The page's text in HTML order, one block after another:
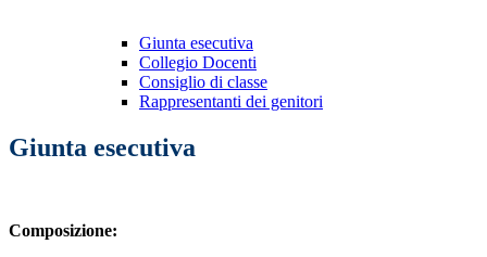
Giunta esecutiva
Collegio Docenti
Consiglio di classe
Rappresentanti dei genitori
Giunta esecutiva
Composizione: